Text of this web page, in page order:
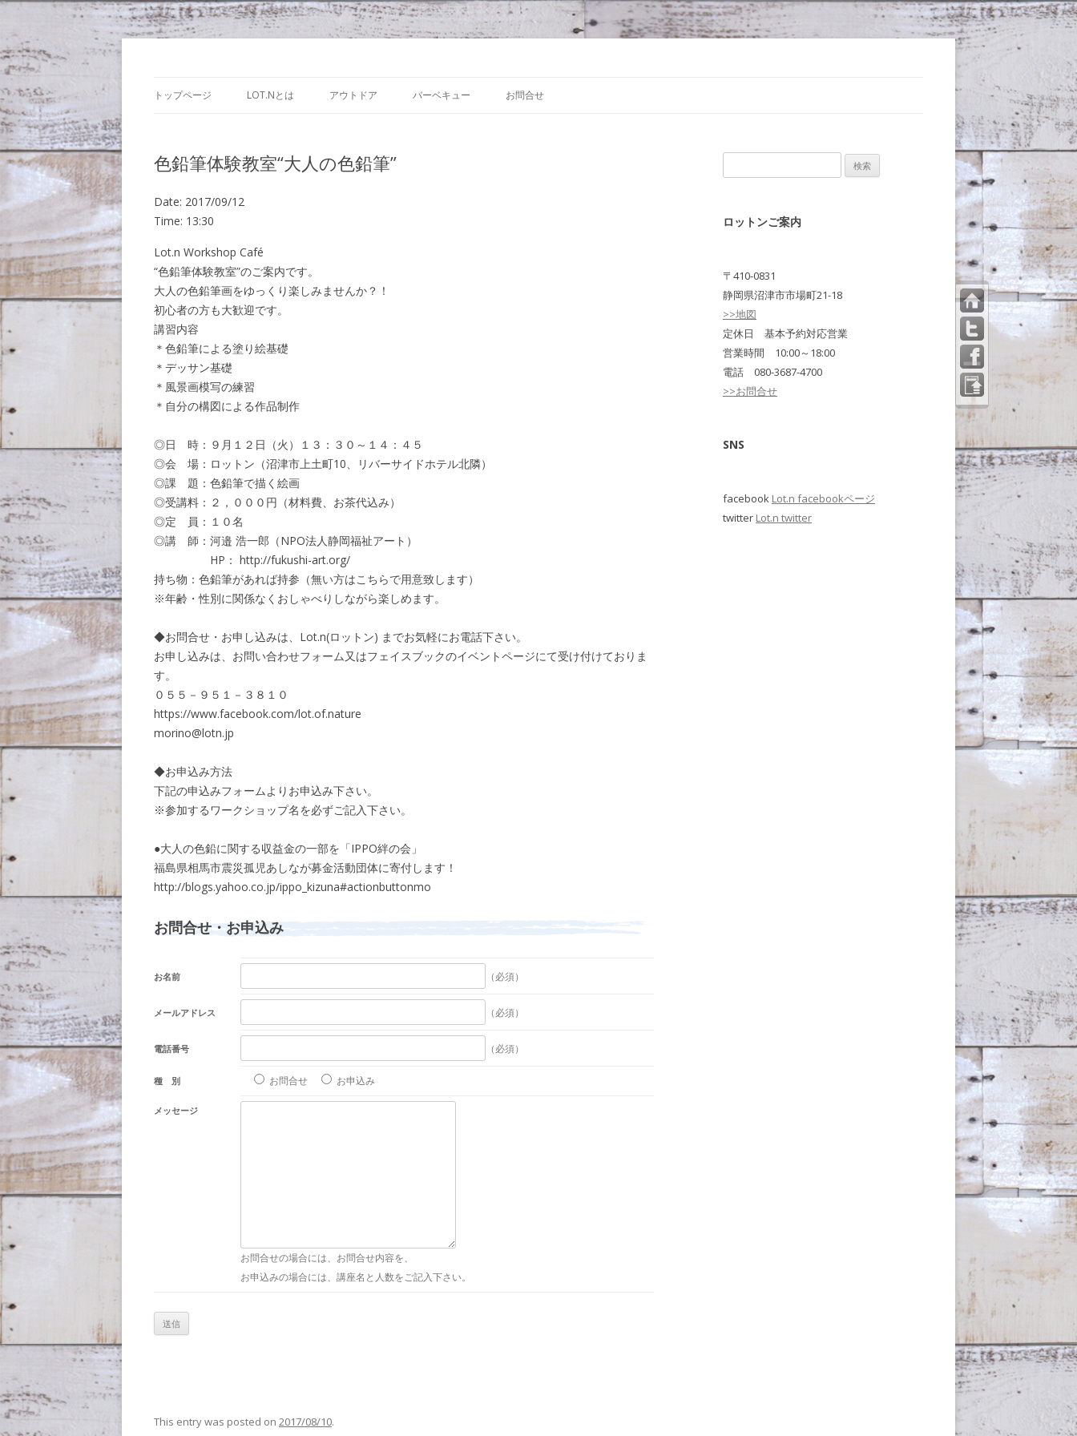
トップページ LOT.Nとは アウトドア バーベキュー お問合せ
色鉛筆体験教室“大人の色鉛筆”
Date: 2017/09/12
Time: 13:30
Lot.n Workshop Café
“色鉛筆体験教室”のご案内です。
大人の色鉛筆画をゆっくり楽しみませんか？！
初心者の方も大歓迎です。
講習内容
＊色鉛筆による塗り絵基礎
＊デッサン基礎
＊風景画模写の練習
＊自分の構図による作品制作
◎日 時：９月１２日（火）１３：３０～１４：４５
◎会 場：ロットン（沼津市上土町10、リバーサイドホテル北隣）
◎課 題：色鉛筆で描く絵画
◎受講料：２，０００円（材料費、お茶代込み）
◎定 員：１０名
◎講 師：河邉 浩一郎（NPO法人静岡福祉アート）
HP： http://fukushi-art.org/
持ち物：色鉛筆があれば持参（無い方はこちらで用意致します）
※年齢・性別に関係なくおしゃべりしながら楽しめます。
◆お問合せ・お申し込みは、Lot.n(ロットン) までお気軽にお電話下さい。
お申し込みは、お問い合わせフォーム又はフェイスブックのイベントページにて受け付けておりま
す。
０５５－９５１－３８１０
https://www.facebook.com/lot.of.nature
morino@lotn.jp
◆お申込み方法
下記の申込みフォームよりお申込み下さい。
※参加するワークショップ名を必ずご記入下さい。
●大人の色鉛に関する収益金の一部を「IPPO絆の会」
福島県相馬市震災孤児あしなが募金活動団体に寄付します！
http://blogs.yahoo.co.jp/ippo_kizuna#actionbuttonmo
お問合せ・お申込み
お名前 （必須）
メールアドレス （必須）
電話番号 （必須）
種 別 お問合せ お申込み
メッセージ
お問合せの場合には、お問合せ内容を、
お申込みの場合には、講座名と人数をご記入下さい。
This entry was posted on 2017/08/10.
索:
ロットンご案内
〒410-0831
静岡県沼津市市場町21-18
>>地図
定休日 基本予約対応営業
営業時間 10:00～18:00
電話 080-3687-4700
>>お問合せ
SNS
facebook Lot.n facebookページ
twitter Lot.n twitter
トッ
プペ
ージ
ペー
ジの
先頭
へ